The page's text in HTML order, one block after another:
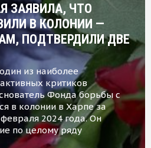
ЗАЯВИЛА, ЧТО
В КОЛОНИИ —
ПОДТВЕРДИЛИ ДВЕ
из наиболее
критиков
Фонда борьбы с
в колонии в Харпе за
2024 года. Он
по целому ряду